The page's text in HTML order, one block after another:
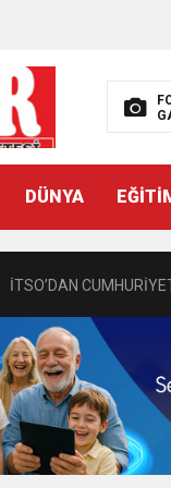
DÜNYA
İTSO’DAN
İNCE’NİN CHP’DE
IŞIL Eczanesi Görkemli